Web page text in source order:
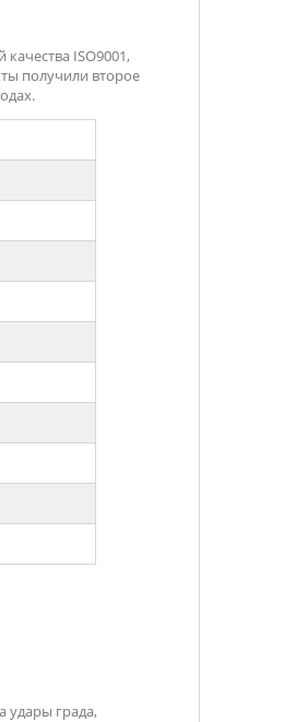
качества ISO9001,
получили второе
удары града,